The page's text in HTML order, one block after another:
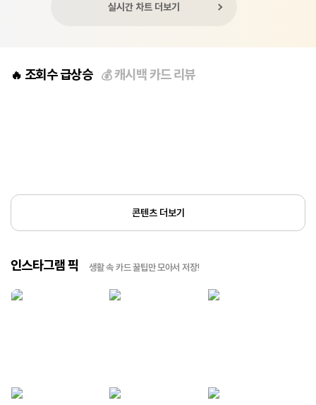
실시간 차트 더보기
🔥 조회수 급상승 💰캐시백 카드 리뷰
콘텐츠 더보기
인스타그램 픽 생활 속 카드 꿀팁만 모아서 저장!